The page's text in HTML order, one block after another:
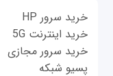
خرید سرور HP
خرید اینترنت 5G
خرید سرور مجازی
پسیو شبکه